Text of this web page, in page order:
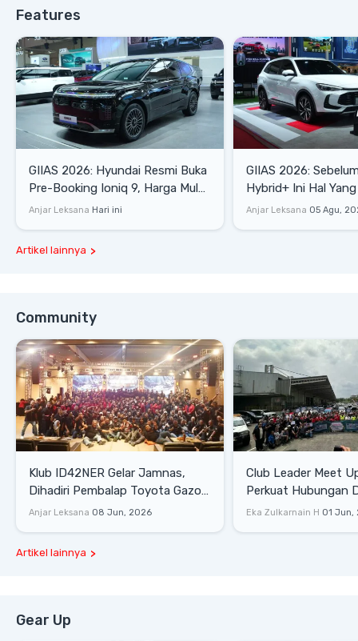
Features
GIIAS 2026: Hyundai Resmi Buka
Pre-Booking Ioniq 9, Harga Mulai
Rp1,49 Miliar
Anjar Leksana Hari ini
GIIAS 2026:
Hybrid+ Ini Hal
Diketahui
Anjar Leksana 05 Agu,
Artikel lainnya
Community
Klub ID42NER Gelar Jamnas,
Dihadiri Pembalap Toyota Gazoo
Racing
Anjar Leksana 08 Jun, 2026
Club Leader Meet
Perkuat Hubungan
Dengan Komunitas
Eka Zulkarnain H 01 Jun,
Artikel lainnya
Gear Up